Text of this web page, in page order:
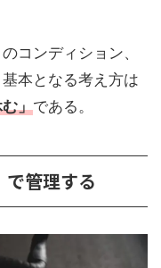
コンディション、
本となる考え方は
」である。
管理する